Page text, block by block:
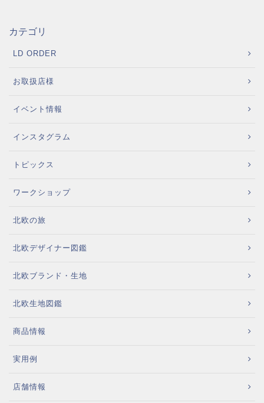
カテゴリ
LD ORDER
お取扱店様
イベント情報
インスタグラム
トピックス
ワークショップ
北欧の旅
北欧デザイナー図鑑
北欧ブランド・生地
北欧生地図鑑
商品情報
実用例
店舗情報